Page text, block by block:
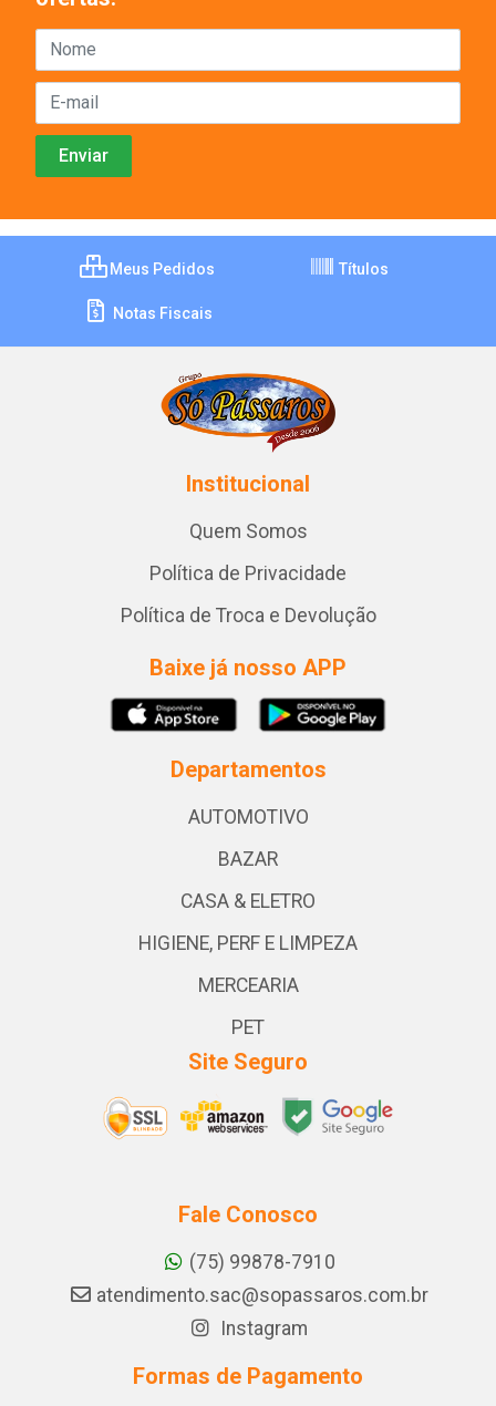
Meus Pedidos Títulos
Notas Fiscais
Institucional
Quem Somos
Política de Privacidade
Política de Troca e Devolução
Baixe já nosso APP
Departamentos
AUTOMOTIVO
BAZAR
CASA & ELETRO
HIGIENE, PERF E LIMPEZA
MERCEARIA
PET
Site Seguro
Fale Conosco
(75) 99878-7910
atendimento.sac@sopassaros.com.br
Instagram
Formas de Pagamento